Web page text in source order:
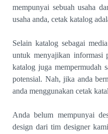
mempunyai sebuah usaha
usaha anda, cetak katalog
Selain katalog sebagai
untuk menyajikan informasi
katalog juga mempermudah
potensial. Nah, jika anda
anda menggunakan cetak
Anda belum mempunyai
design dari tim designer